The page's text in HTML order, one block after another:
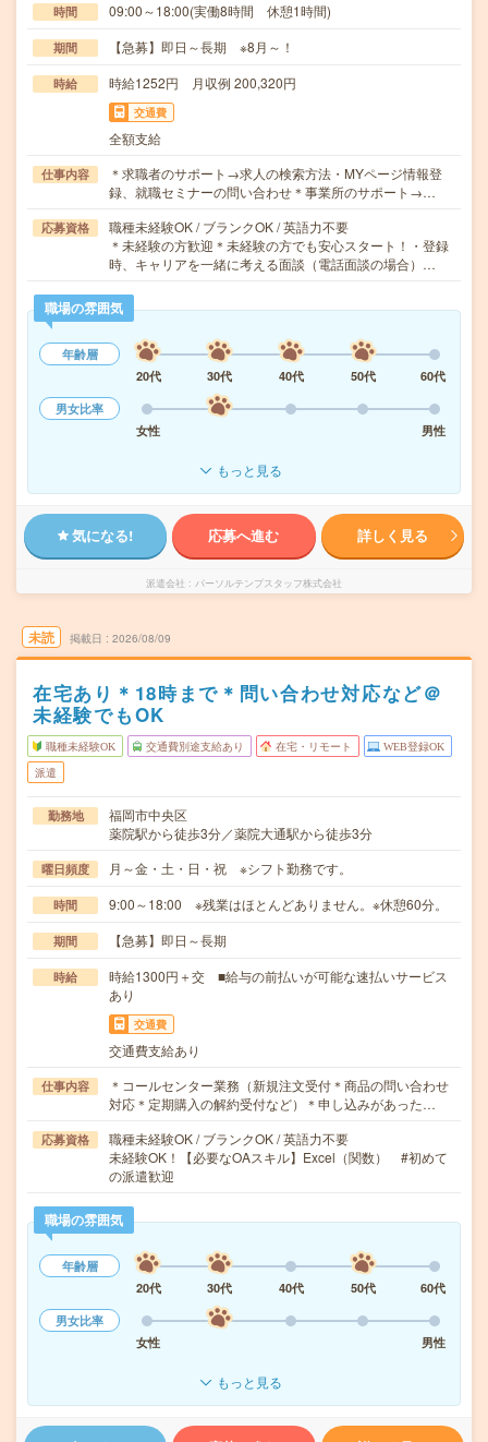
時間 09:00～18:00(実働8時間 休憩1時間)
期間 【急募】即日～長期 ※8月～！
時給 時給1252円 月収例 200,320円
交通費
全額支給
仕事内容
＊求職者のサポート→求人の検索方法・MYページ情報登
録、就職セミナーの問い合わせ＊事業所のサポート→…
応募資格
職種未経験OK / ブランクOK / 英語力不要
＊未経験の方歓迎＊未経験の方でも安心スタート！・登録
時、キャリアを一緒に考える面談（電話面談の場合）…
職場の雰囲気
年齢層
20代
30代 40代 50代
60代
男女比率
女性
男性
もっと見る
気になる! 応募へ進む 詳しく見る
派遣会社 パーソルテンプスタッフ株式会社
未読 掲載日 2026/08/09
在宅あり＊18時まで＊問い合わせ対応など＠
未経験でもOK
職種未経験OK 交通費別途支給あり 在宅・リモート WEB登録OK
派遣
勤務地
福岡市中央区
薬院駅から徒歩3分／薬院大通駅から徒歩3分
曜日頻度 月～金・土・日・祝 ※シフト勤務です。
時間 9:00～18:00 ※残業はほとんどありません。※休憩60分。
期間 【急募】即日～長期
時給
時給1300円＋交 ■給与の前払いが可能な速払いサービス
あり
交通費
交通費支給あり
仕事内容
＊コールセンター業務（新規注文受付＊商品の問い合わせ
対応＊定期購入の解約受付など）＊申し込みがあった…
応募資格
職種未経験OK / ブランクOK / 英語力不要
未経験OK！【必要なOAスキル】Excel（関数） #初めて
の派遣歓迎
職場の雰囲気
年齢層
20代
30代 40代 50代
60代
男女比率
女性
男性
もっと見る